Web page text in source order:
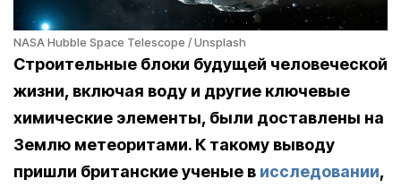
NASA Hubble Space Telescope / Unsplash
Строительные блоки будущей человеческой
жизни, включая воду и другие ключевые
химические элементы, были доставлены на
Землю метеоритами. К такому выводу
пришли британские ученые в исследовании,